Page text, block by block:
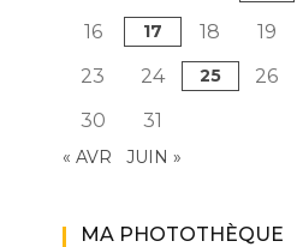
16
17 18 19
23
24 25 26
30
31
« AVR JUIN »
MA PHOTOTHÈQUE